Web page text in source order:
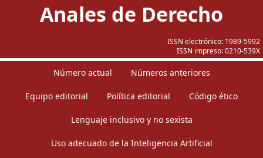
ISSN electrónico: 1989-5992
ISSN impreso:0210-539X
Anales de Derecho
Número actual Números anteriores
Equipo editorial Política editorial Código ético
Lenguaje inclusivo y no sexista
Uso adecuado de la Inteligencia Artificial